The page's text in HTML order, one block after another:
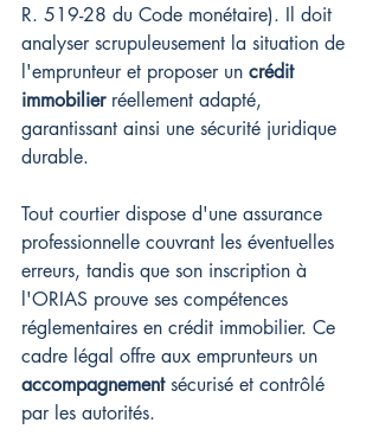
R. 519-28 du Code monétaire). Il doit
analyser scrupuleusement la situation de
l'emprunteur et proposer un crédit
immobilier réellement adapté,
garantissant ainsi une sécurité juridique
durable.
Tout courtier dispose d'une assurance
professionnelle couvrant les éventuelles
erreurs, tandis que son inscription à
l'ORIAS prouve ses compétences
réglementaires en crédit immobilier. Ce
cadre légal offre aux emprunteurs un
accompagnement sécurisé et contrôlé
par les autorités.